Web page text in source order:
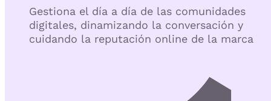
Gestiona el día a día de las comunidades
digitales, dinamizando la conversación y
cuidando la reputación online de la marca